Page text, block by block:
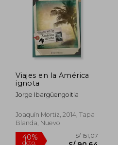
Viajes en la América
ignota
Jorge Ibargüengoitia
Joaquín Mortiz, 2014, Tapa
Blanda, Nuevo